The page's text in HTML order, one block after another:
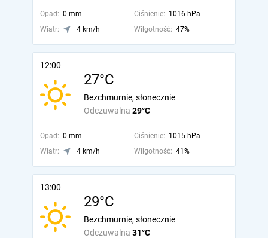
Opad: 0 mm Ciśnienie: 1016 hPa
Wiatr:
4 km/h Wilgotność: 47%
12:00
27°C
Odczuwalna 29°C
Bezchmurnie, słonecznie
Opad: 0 mm Ciśnienie: 1015 hPa
Wiatr:
4 km/h Wilgotność: 41%
13:00
29°C
Odczuwalna 31°C
Bezchmurnie, słonecznie